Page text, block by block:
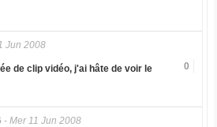
Jun 2008
0
de clip vidéo, j'ai hâte de voir le
- Mer 11 Jun 2008